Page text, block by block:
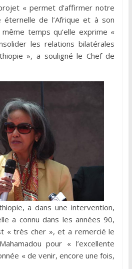
« permet d’affirmer notre
éternelle de l’Afrique et à son
temps qu’elle exprime «
les relations bilatérales
», a souligné le Chef de
a dans une intervention,
a connu dans les années 90,
« très cher », et a remercié le
pour « l’excellente
« de venir, encore une fois,